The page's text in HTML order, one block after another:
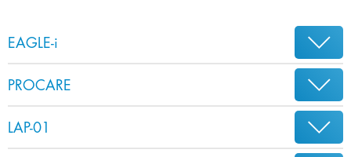
EAGLE-i
PROCARE
LAP-01